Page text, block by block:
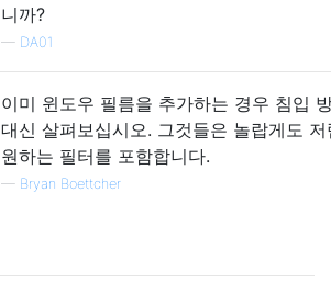
니까?
— DA01
이미 윈도우 필름을 추가하는 경우 침입
대신 살펴보십시오. 그것들은 놀랍게도
원하는 필터를 포함합니다.
— Bryan Boettcher